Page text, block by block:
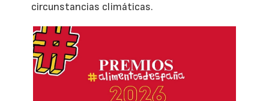
circunstancias climáticas.